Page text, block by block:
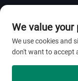
Copyright © 2026
rechten
Scroll naar boven
We value your
We use cookies and
don't want to accept